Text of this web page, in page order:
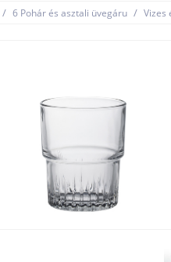
/ 6 Pohár és asztali üvegáru / Vizes